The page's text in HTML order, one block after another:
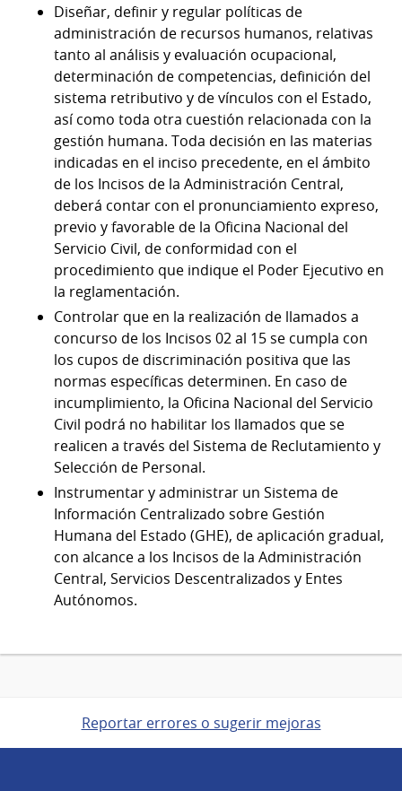
Diseñar, definir y regular políticas de
administración de recursos humanos, relativas
tanto al análisis y evaluación ocupacional,
determinación de competencias, definición del
sistema retributivo y de vínculos con el Estado,
así como toda otra cuestión relacionada con la
gestión humana. Toda decisión en las materias
indicadas en el inciso precedente, en el ámbito
de los Incisos de la Administración Central,
deberá contar con el pronunciamiento expreso,
previo y favorable de la Oficina Nacional del
Servicio Civil, de conformidad con el
procedimiento que indique el Poder Ejecutivo en
la reglamentación.
Controlar que en la realización de llamados a
concurso de los Incisos 02 al 15 se cumpla con
los cupos de discriminación positiva que las
normas específicas determinen. En caso de
incumplimiento, la Oficina Nacional del Servicio
Civil podrá no habilitar los llamados que se
realicen a través del Sistema de Reclutamiento y
Selección de Personal.
Instrumentar y administrar un Sistema de
Información Centralizado sobre Gestión
Humana del Estado (GHE), de aplicación gradual,
con alcance a los Incisos de la Administración
Central, Servicios Descentralizados y Entes
Autónomos.
Reportar errores o sugerir mejoras